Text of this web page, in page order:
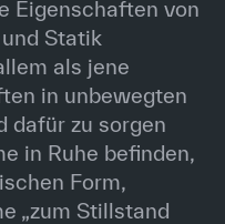
Eigenschaften von
Statik
als jene
in unbewegten
dafür zu sorgen
in Ruhe befinden,
Form,
„zum Stillstand